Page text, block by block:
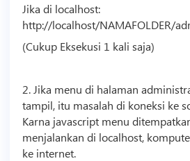
Jika di localhost:
http://localhost/NAMAFOLDER/
(Cukup Eksekusi 1 kali saja)
2. Jika menu di halaman
tampil, itu masalah di koneksi ke
Karna javascript menu
menjalankan di localhost,
ke internet.